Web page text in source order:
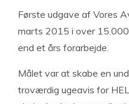
Første udgave af Vores
marts 2015 i over
end et års forarbejde.
Målet var at skabe en
troværdig ugeavis for